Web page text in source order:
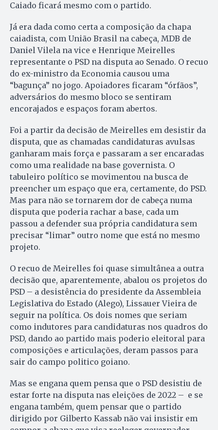
Caiado ficará mesmo com o partido.
Já era dada como certa a composição da chapa
caiadista, com União Brasil na cabeça, MDB de
Daniel Vilela na vice e Henrique Meirelles
representante o PSD na disputa ao Senado. O recuo
do ex-ministro da Economia causou uma
“bagunça” no jogo. Apoiadores ficaram “órfãos”,
adversários do mesmo bloco se sentiram
encorajados e espaços foram abertos.
Foi a partir da decisão de Meirelles em desistir da
disputa, que as chamadas candidaturas avulsas
ganharam mais força e passaram a ser encaradas
como uma realidade na base governista. O
tabuleiro político se movimentou na busca de
preencher um espaço que era, certamente, do PSD.
Mas para não se tornarem dor de cabeça numa
disputa que poderia rachar a base, cada um
passou a defender sua própria candidatura sem
precisar “limar” outro nome que está no mesmo
projeto.
O recuo de Meirelles foi quase simultânea a outra
decisão que, aparentemente, abalou os projetos do
PSD – a desistência do presidente da Assembleia
Legislativa do Estado (Alego), Lissauer Vieira de
seguir na política. Os dois nomes que seriam
como indutores para candidaturas nos quadros do
PSD, dando ao partido mais poderio eleitoral para
composições e articulações, deram passos para
sair do campo politico goiano.
Mas se engana quem pensa que o PSD desistiu de
estar forte na disputa nas eleições de 2022 – e se
engana também, quem pensar que o partido
dirigido por Gilberto Kassab não vai insistir em